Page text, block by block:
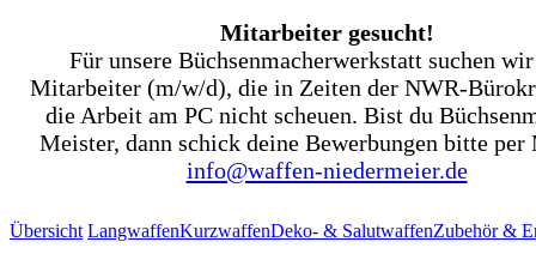
Mitarbeiter gesucht!
Für unsere Büchsenmacherwerkstatt suchen wir
Mitarbeiter (m/w/d), die in Zeiten der NWR-
die Arbeit am PC nicht scheuen. Bist du
Meister, dann schick deine Bewerbungen bitte
info@waffen-niedermeier.de
Übersicht LangwaffenKurzwaffenDeko- & SalutwaffenZubehör &